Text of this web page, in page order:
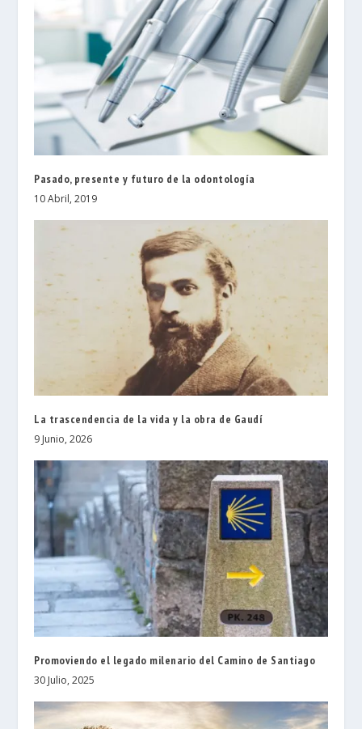
Pasado, presente y futuro de la odontología
10 Abril, 2019
La trascendencia de la vida y la obra de Gaudí
9 Junio, 2026
Promoviendo el legado milenario del Camino de Santiago
30 Julio, 2025